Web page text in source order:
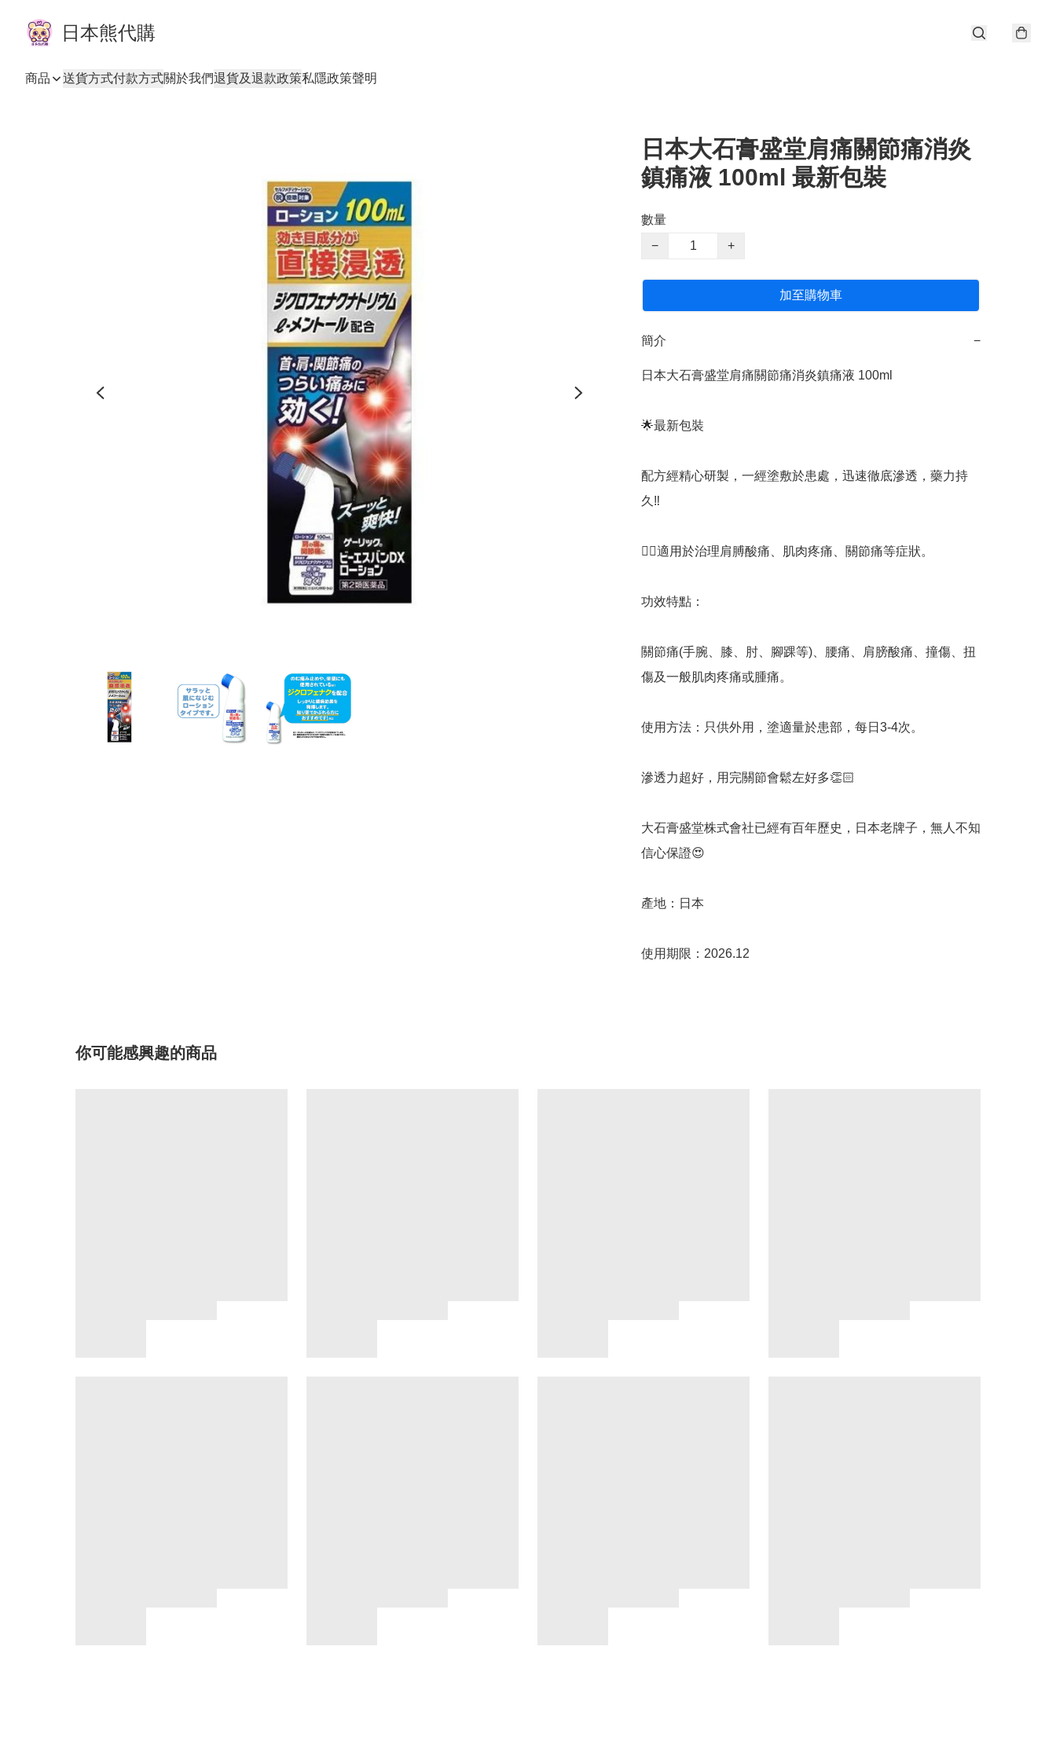
日本熊代購
商品 送貨方式付款方式關於我們退貨及退款政策私隱政策聲明
日本大石膏盛堂肩痛關節痛消炎
鎮痛液 100ml 最新包裝
數量
−
+
加至購物車
簡介 −
日本大石膏盛堂肩痛關節痛消炎鎮痛液 100ml
🌟最新包裝
配方經精心研製，一經塗敷於患處，迅速徹底滲透，藥力持
久‼️
👍🏻適用於治理肩膊酸痛、肌肉疼痛、關節痛等症狀。
功效特點：
關節痛(手腕、膝、肘、腳踝等)、腰痛、肩膀酸痛、撞傷、扭
傷及一般肌肉疼痛或腫痛。
使用方法：只供外用，塗適量於患部，每日3-4次。
滲透力超好，用完關節會鬆左好多👏🏻
大石膏盛堂株式會社已經有百年歷史，日本老牌子，無人不知
信心保證😍
產地：日本
你可能感興趣的商品